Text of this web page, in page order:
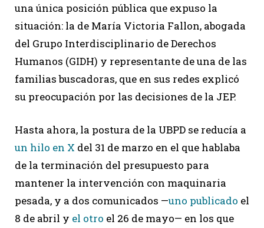
una única posición pública que expuso la
situación: la de María Victoria Fallon, abogada
del Grupo Interdisciplinario de Derechos
Humanos (GIDH) y representante de una de las
familias buscadoras, que en sus redes explicó
su preocupación por las decisiones de la JEP.
Hasta ahora, la postura de la UBPD se reducía a
un hilo en X del 31 de marzo en el que hablaba
de la terminación del presupuesto para
mantener la intervención con maquinaria
pesada, y a dos comunicados —uno publicado el
8 de abril y el otro el 26 de mayo— en los que